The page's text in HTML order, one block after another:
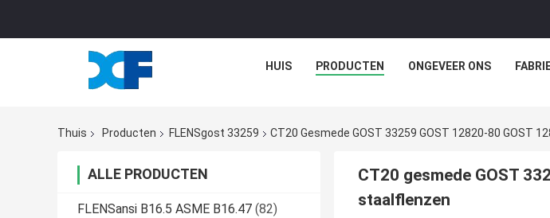
HUIS PRODUCTEN ONGEVEER ONS
Thuis Producten FLENSgost 33259 CT20 Gesmede GOST 33259 GOST 12820-80 GOST
ALLE PRODUCTEN
FLENSansi B16.5 ASME B16.47 (82)
CT20 gesmede GOST
staalflenzen